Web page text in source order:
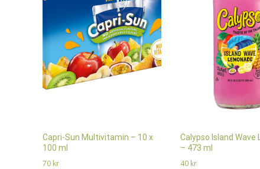
Capri-Sun Multivitamin – 10 x
100 ml
70 kr
Calypso Island Wave
– 473 ml
40 kr